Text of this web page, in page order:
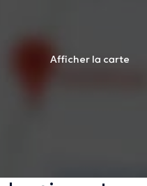
Afficher la carte